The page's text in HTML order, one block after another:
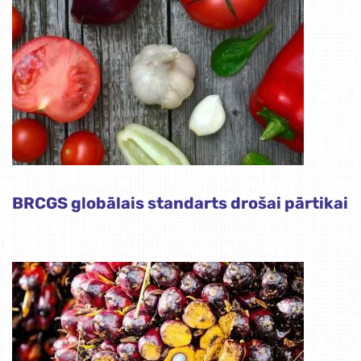
BRCGS globālais standarts drošai pārtikai